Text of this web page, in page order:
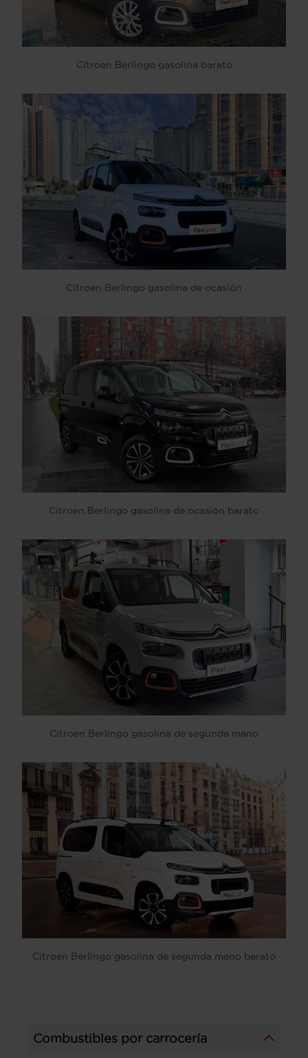
Citroen Berlingo gasolina barato
Citroen Berlingo gasolina de ocasión
Citroen Berlingo gasolina de ocasión barato
Citroen Berlingo gasolina de segunda mano
Citroen Berlingo gasolina de segunda mano barato
Combustibles por carrocería